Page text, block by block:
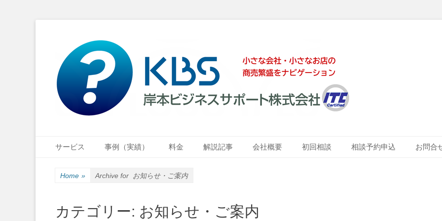
岸本ビジネスサポート株式会社
小さな会社・小さなお店のIT経営をナビゲーション
Primary Menu
サービス 事例（実績） 料金 解説記事 会社概要 初回相談 相談予約申込 お問合
Home » Archive for お知らせ・ご案内
カテゴリー: お知らせ・ご案内